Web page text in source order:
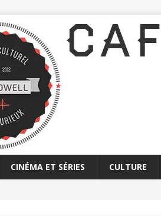
CINÉMA ET SÉRIES CULTURE